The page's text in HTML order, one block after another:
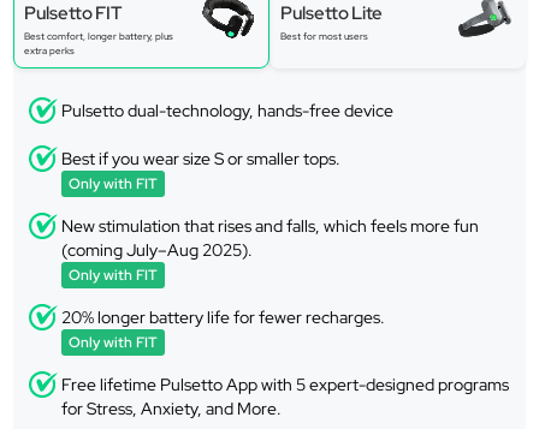
Pulsetto FIT
Best comfort, longer battery, plus
extra perks
Pulsetto Lite
Best for most users
Pulsetto dual-technology, hands-free device
Best if you wear size S or smaller tops.
Only with FIT
New stimulation that rises and falls, which feels more fun
(coming July–Aug 2025).
Only with FIT
20% longer battery life for fewer recharges.
Only with FIT
Free lifetime Pulsetto App with 5 expert-designed programs
for Stress, Anxiety, and More.